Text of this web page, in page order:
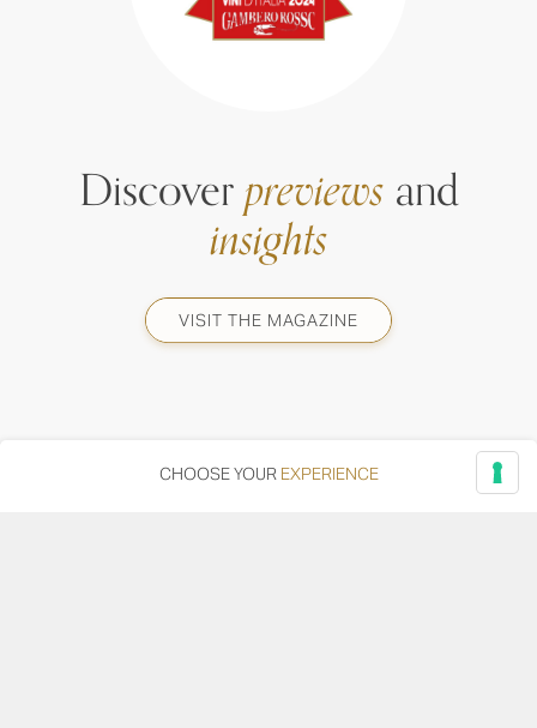
Discoverpreviewsand
insights
VISIT THE MAGAZINE
CHOOSE YOUR EXPERIENCE